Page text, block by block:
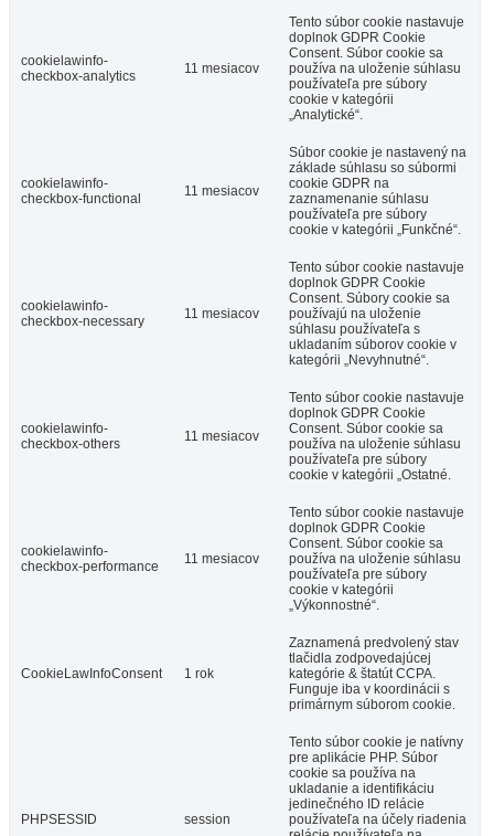
cookielawinfo-
checkbox-analytics
11 mesiacov
Tento súbor cookie nastavuje
doplnok GDPR Cookie
Consent. Súbor cookie sa
používa na uloženie súhlasu
používateľa pre súbory
cookie v kategórii
„Analytické“.
cookielawinfo-
checkbox-functional
11 mesiacov
Súbor cookie je nastavený na
základe súhlasu so súbormi
cookie GDPR na
zaznamenanie súhlasu
používateľa pre súbory
cookie v kategórii „Funkčné“.
cookielawinfo-
checkbox-necessary
11 mesiacov
Tento súbor cookie nastavuje
doplnok GDPR Cookie
Consent. Súbory cookie sa
používajú na uloženie
súhlasu používateľa s
ukladaním súborov cookie v
kategórii „Nevyhnutné“.
cookielawinfo-
checkbox-others
11 mesiacov
Tento súbor cookie nastavuje
doplnok GDPR Cookie
Consent. Súbor cookie sa
používa na uloženie súhlasu
používateľa pre súbory
cookie v kategórii „Ostatné.
cookielawinfo-
checkbox-performance
11 mesiacov
Tento súbor cookie nastavuje
doplnok GDPR Cookie
Consent. Súbor cookie sa
používa na uloženie súhlasu
používateľa pre súbory
cookie v kategórii
„Výkonnostné“.
CookieLawInfoConsent 1 rok
Zaznamená predvolený stav
tlačidla zodpovedajúcej
kategórie & štatút CCPA.
Funguje iba v koordinácii s
primárnym súborom cookie.
PHPSESSID session
Tento súbor cookie je natívny
pre aplikácie PHP. Súbor
cookie sa používa na
ukladanie a identifikáciu
jedinečného ID relácie
používateľa na účely riadenia